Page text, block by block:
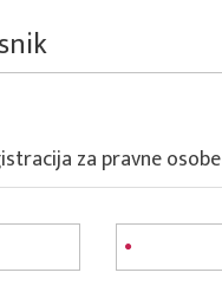
za pravne osobe